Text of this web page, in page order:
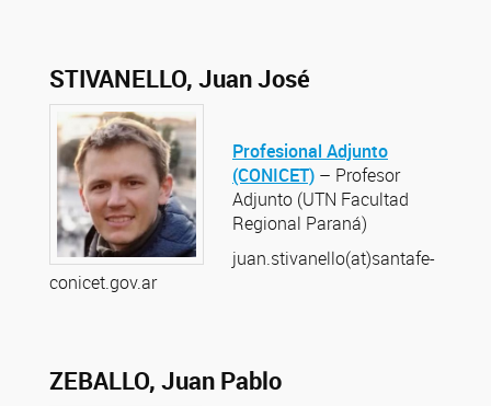
STIVANELLO, Juan José
Profesional Adjunto
(CONICET) – Profesor
Adjunto (UTN Facultad
Regional Paraná)
juan.stivanello(at)santafe-
conicet.gov.ar
ZEBALLO, Juan Pablo